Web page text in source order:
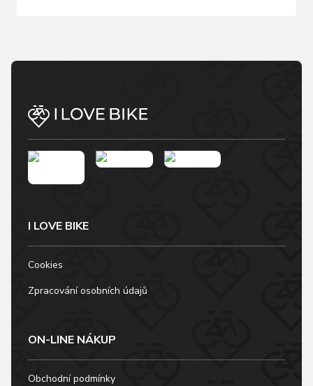
I LOVE BIKE
Cookies
Zpracování osobních údajů
ON-LINE NÁKUP
Obchodní podmínky